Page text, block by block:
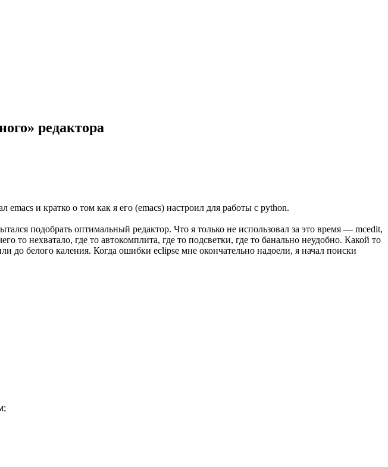
редактора
emacs и кратко о том как я его (emacs) настроил для работы с python.
подобрать оптимальный редактор. Что я только не использовал за это время — mcedit,
то нехватало, где то автокомплита, где то подсветки, где то банально неудобно. Какой то
до белого каления. Когда ошибки eclipse мне окончательно надоели, я начал поиски